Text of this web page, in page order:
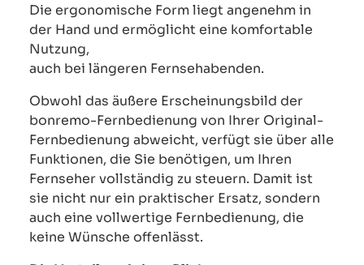
Die ergonomische Form liegt angenehm in
der Hand und ermöglicht eine komfortable
Nutzung,
auch bei längeren Fernsehabenden.
Obwohl das äußere Erscheinungsbild der
bonremo-Fernbedienung von Ihrer Original-
Fernbedienung abweicht, verfügt sie über alle
Funktionen, die Sie benötigen, um Ihren
Fernseher vollständig zu steuern. Damit ist
sie nicht nur ein praktischer Ersatz, sondern
auch eine vollwertige Fernbedienung, die
keine Wünsche offenlässt.